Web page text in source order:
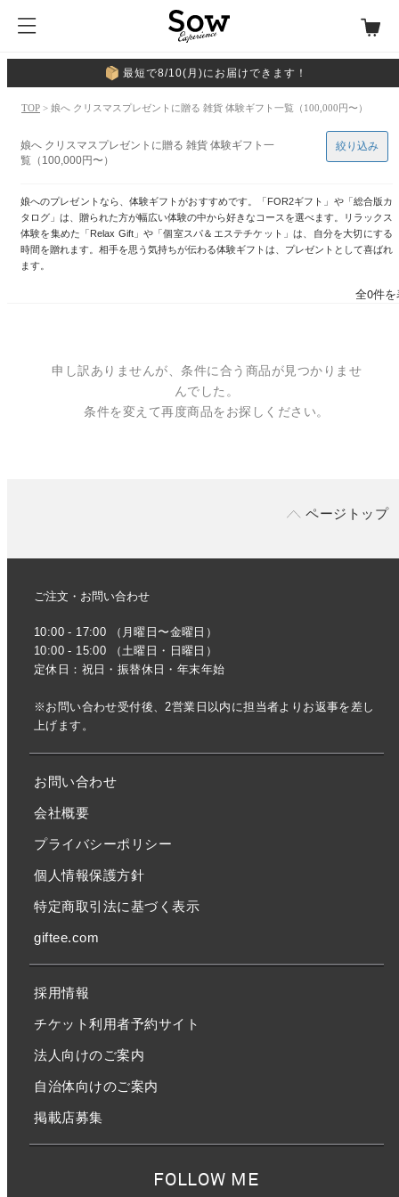
最短で8/10(月)にお届けできます！
TOP > 娘へ クリスマスプレゼントに贈る 雑貨 体験ギフト一覧（100,000円〜）
娘へ クリスマスプレゼントに贈る 雑貨 体験ギフト一
覧（100,000円〜）
娘へのプレゼントなら、体験ギフトがおすすめです。「FOR2ギフト」や「総合版カ
タログ」は、贈られた方が幅広い体験の中から好きなコースを選べます。リラックス
体験を集めた「Relax Gift」や「個室スパ＆エステチケット」は、自分を大切にする
時間を贈れます。相手を思う気持ちが伝わる体験ギフトは、プレゼントとして喜ばれ
ます。
絞り込み
全0件
申し訳ありませんが、条件に合う商品が見つかりませ
んでした。
条件を変えて再度商品をお探しください。
ページトップ
ご注文・お問い合わせ
10:00 - 17:00 （月曜日〜金曜日）
10:00 - 15:00 （土曜日・日曜日）
定休日：祝日・振替休日・年末年始
※お問い合わせ受付後、2営業日以内に担当者よりお返事を差し
上げます。
お問い合わせ
会社概要
プライバシーポリシー
個人情報保護方針
特定商取引法に基づく表示
giftee.com
採用情報
チケット利用者予約サイト
法人向けのご案内
自治体向けのご案内
掲載店募集
FOLLOW ME